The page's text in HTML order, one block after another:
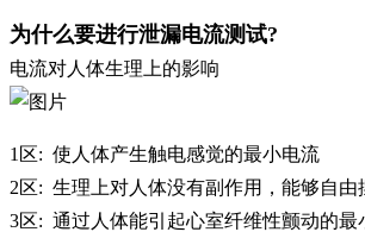
为什么要进行泄漏电流测试?
电流对人体生理上的影响
1区: 使人体产生触电感觉的最小电
2区: 生理上对人体没有副作用，能
3区: 通过人体能引起心室纤维性颤动的最